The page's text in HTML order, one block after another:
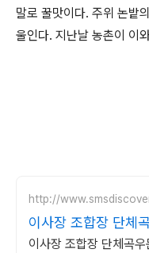
말로 꿀맛이다. 주위 논밭
울인다. 지난날 농촌이 이
http://
이사장 조합장 단체
송
이사장 조합장 단체곡